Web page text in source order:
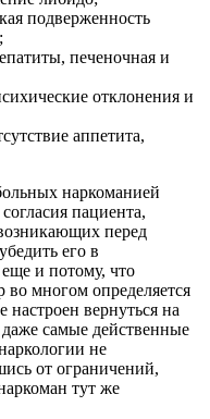
подверженность
печеночная и
отклонения и
аппетита,
наркоманией
пациента,
перед
его в
и потому, что
во многом определяется
вернуться на
самые действенные
не
от ограничений,
тут же